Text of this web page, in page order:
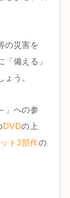
の災害を
「備える」
う。
」への参
DVDの上
ト3部作の